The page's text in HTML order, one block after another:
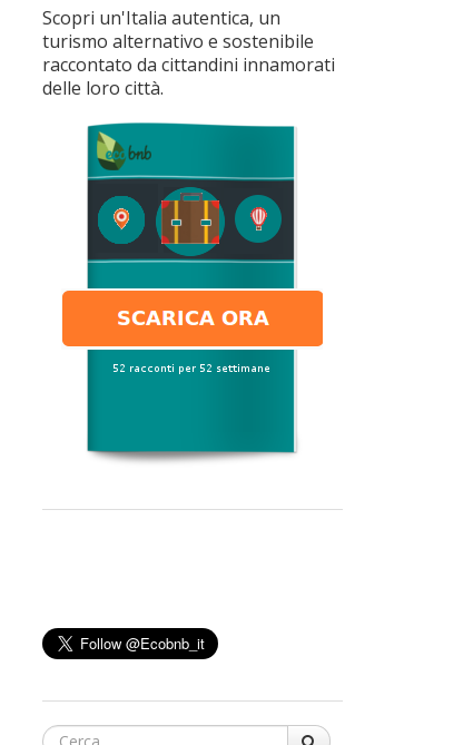
Scopri un'Italia autentica, un
turismo alternativo e sostenibile
raccontato da cittandini innamorati
delle loro città.
Cerca